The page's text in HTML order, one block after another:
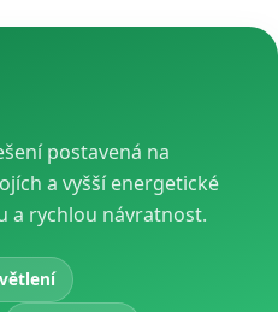
postavená na
a vyšší energetické
a rychlou návratnost.